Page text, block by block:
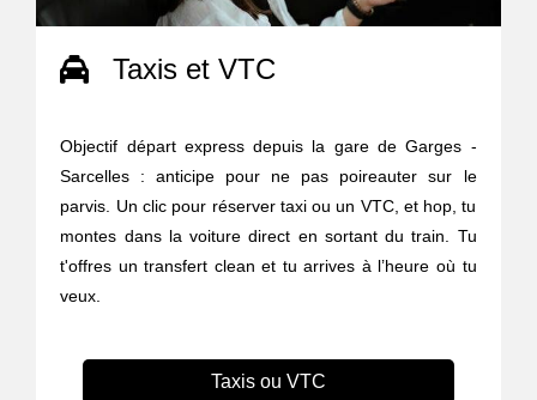
Taxis et VTC
Objectif départ express depuis la gare de Garges -
Sarcelles : anticipe pour ne pas poireauter sur le
parvis. Un clic pour réserver taxi ou un VTC, et hop, tu
montes dans la voiture direct en sortant du train. Tu
t'offres un transfert clean et tu arrives à l’heure où tu
veux.
Taxis ou VTC